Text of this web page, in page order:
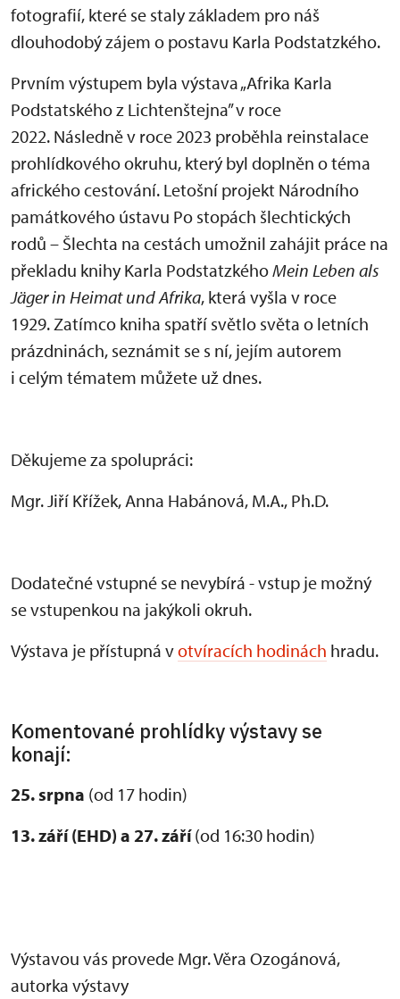
fotografií, které se staly základem pro náš
dlouhodobý zájem o postavu Karla Podstatzkého.
Prvním výstupem byla výstava „Afrika Karla
Podstatského z Lichtenštejna” v roce
2022. Následně v roce 2023 proběhla reinstalace
prohlídkového okruhu, který byl doplněn o téma
afrického cestování. Letošní projekt Národního
památkového ústavu Po stopách šlechtických
rodů – Šlechta na cestách umožnil zahájit práce na
překladu knihy Karla PodstatzkéhoMein Leben als
Jäger in Heimat und Afrika, která vyšla v roce
1929. Zatímco kniha spatří světlo světa o letních
prázdninách, seznámit se s ní, jejím autorem
i celým tématem můžete už dnes.
Děkujeme za spolupráci:
Mgr. Jiří Křížek, Anna Habánová, M.A., Ph.D.
Dodatečné vstupné se nevybírá - vstup je možný
se vstupenkou na jakýkoli okruh.
Výstava je přístupná votvíracích hodinách hradu.
Komentované prohlídky výstavy se
konají:
25. srpna (od 17 hodin)
13. září (EHD) a 27. září(od 16:30 hodin)
Výstavou vás provede Mgr. Věra Ozogánová,
autorka výstavy